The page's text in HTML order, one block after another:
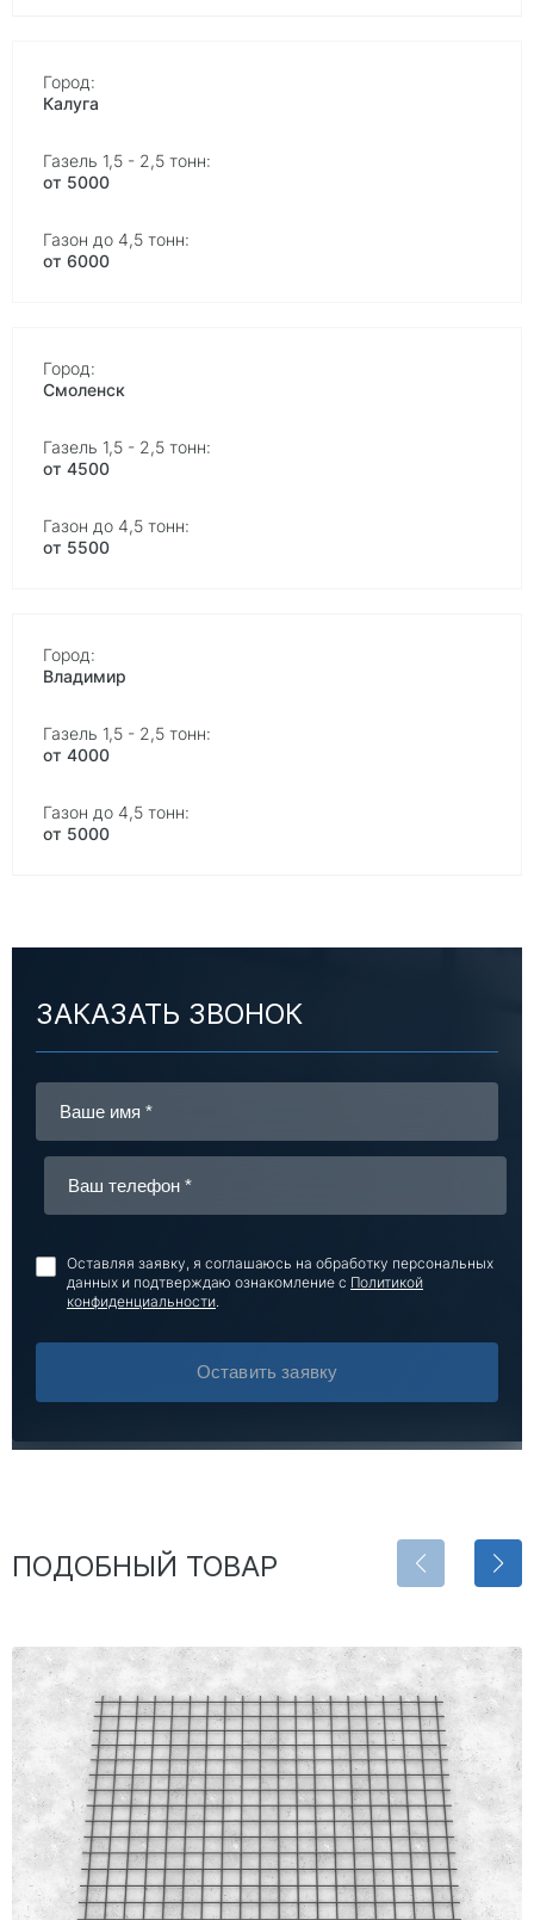
Калуга
от 5000
от 6000
Смоленск
от 4500
от 5500
Владимир
от 4000
от 5000
ЗАКАЗАТЬ ЗВОНОК
Оставляя заявку, я соглашаюсь на обработку персональных
данных и подтверждаю ознакомление с Политикой
конфиденциальности
Оставить заявку
ПОДОБНЫЙ ТОВАР